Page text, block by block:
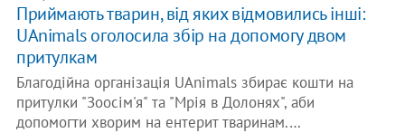
Приймають тварин, від яких відмовились інші:
UAnimals оголосила збір на допомогу двом
притулкам
Благодійна організація UAnimals збирає кошти на
притулки "Зоосім'я" та "Мрія в Долонях", аби
допомогти хворим на ентерит тваринам.…